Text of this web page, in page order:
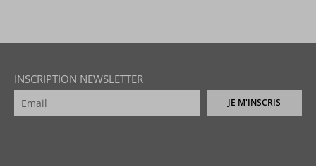
INSCRIPTION NEWSLETTER
JE M'INSCRIS